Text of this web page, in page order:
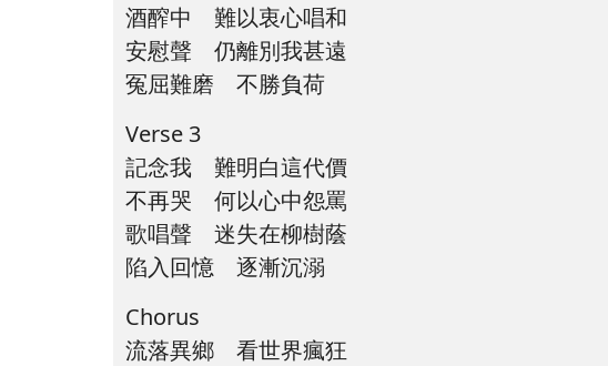
酒醡中 難以衷心唱和
安慰聲 仍離別我甚遠
冤屈難磨 不勝負荷
Verse 3
記念我 難明白這代價
不再哭 何以心中怨罵
歌唱聲 迷失在柳樹蔭
陷入回憶 逐漸沉溺
Chorus
流落異鄉 看世界瘋狂